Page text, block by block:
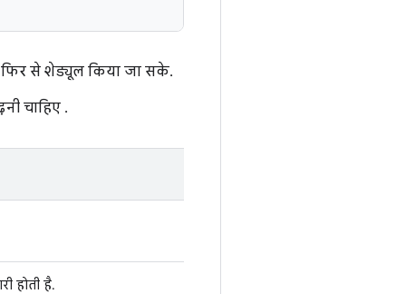
फिर से शेड्यूल किया जा सके.
चाहिए .
होती है.